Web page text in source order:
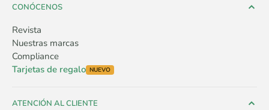
CONÓCENOS
Revista
Nuestras marcas
Compliance
Tarjetas de regalo NUEVO
ATENCIÓN AL CLIENTE